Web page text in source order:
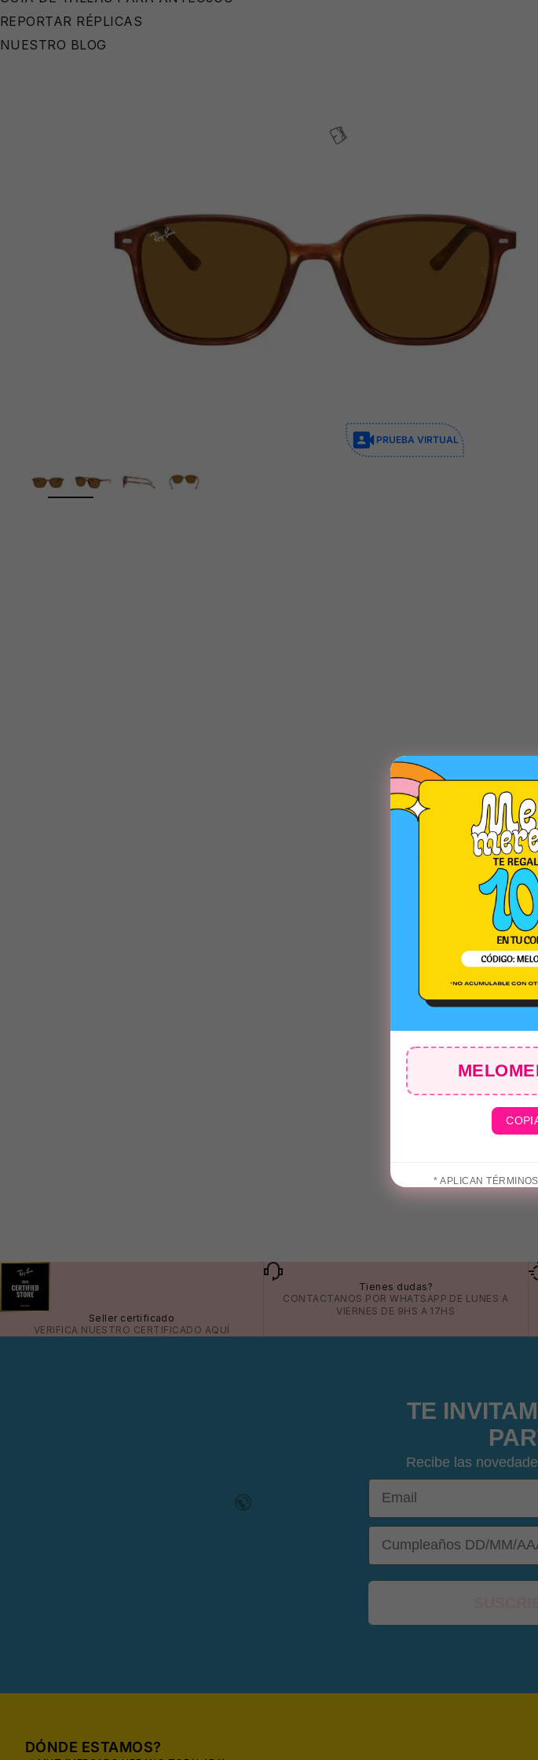
REPORTAR RÉPLICAS
NUESTRO BLOG
PRUEBA VIRTUAL
ZOOM
* APLICAN
Seller certificado
VERIFICA NUESTRO CERTIFICADO AQUÍ
Tienes dudas?
CONTACTANOS PORWHATSAPP DE LUNES A
VIERNES DE 9HS A 17HS
TE
Recibe las
Email
DOB
DÓNDE ESTAMOS?